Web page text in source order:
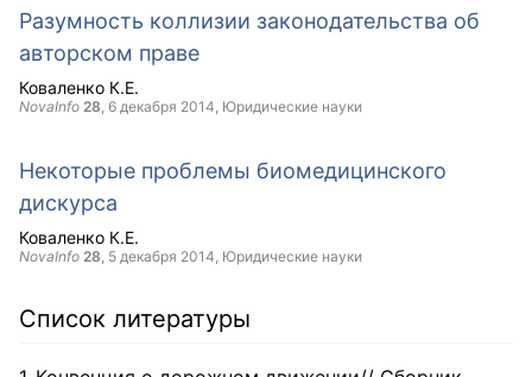
Разумность коллизии законодательства об
авторском праве
Коваленко К.Е.
NovaInfo 28, 6 декабря 2014, Юридические науки
Некоторые проблемы биомедицинского
дискурса
Коваленко К.Е.
NovaInfo 28, 5 декабря 2014, Юридические науки
Список литературы